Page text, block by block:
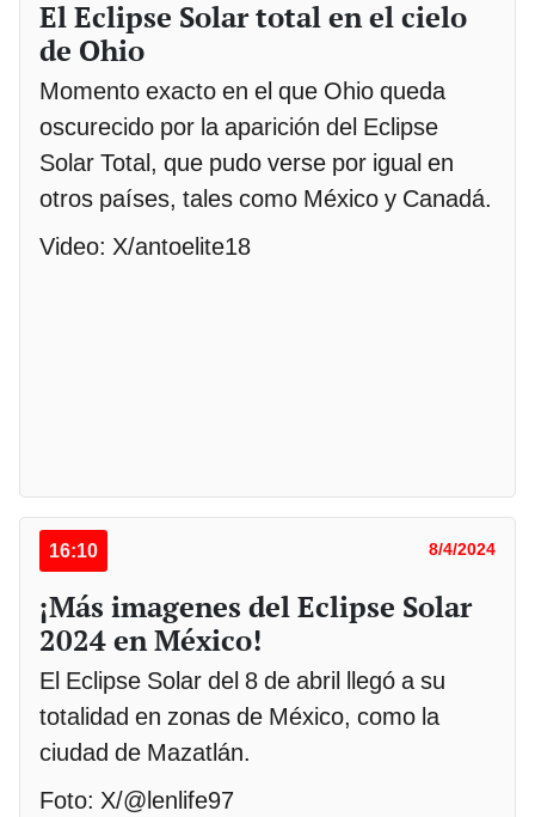
El Eclipse Solar total en el cielo
de Ohio
Momento exacto en el que Ohio queda
oscurecido por la aparición del Eclipse
Solar Total, que pudo verse por igual en
otros países, tales como México y Canadá.
Video: X/antoelite18
16:10 8/4/2024
¡Más imagenes del Eclipse Solar
2024 en México!
El Eclipse Solar del 8 de abril llegó a su
totalidad en zonas de México, como la
ciudad de Mazatlán.
Foto: X/@lenlife97